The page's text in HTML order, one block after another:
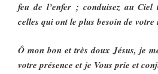
feu de l’enfer ; conduisez au Ciel
celles qui ont le plus besoin de
Ô mon bon et très doux Jésus, je
votre présence et je Vous prie et